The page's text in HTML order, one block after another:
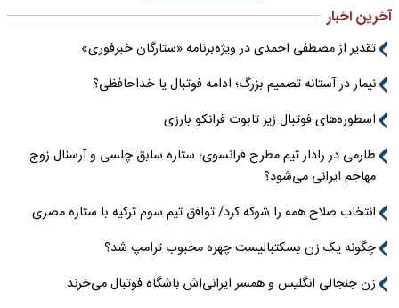
آخرین اخبار
تقدیر از مصطفی احمدی در ویژه‌برنامه «ستارگان خبرفوری»
نیمار در آستانه تصمیم بزرگ؛ ادامه فوتبال یا خداحافظی؟
اسطوره‌های فوتبال زیر تابوت فرانکو بارزی
طارمی در رادار تیم مطرح فرانسوی؛ ستاره سابق چلسی و آرسنال زوج
مهاجم ایرانی می‌شود؟
انتخاب صلاح همه را شوکه کرد/ توافق تیم سوم ترکیه با ستاره مصری
چگونه یک زن بسکتبالیست چهره محبوب ترامپ شد؟
زن جنجالی انگلیس و همسر ایرانی‌اش باشگاه فوتبال می‌خرند